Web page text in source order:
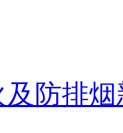
防排